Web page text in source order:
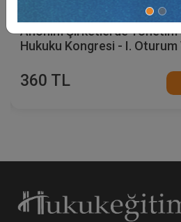
Anonim Şirketlerde
Hukuku Kongresi - I. Oturum
360 TL